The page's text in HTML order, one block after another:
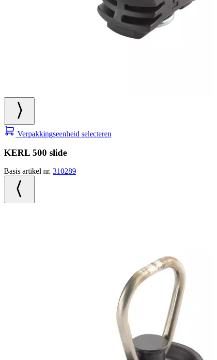
Verpakkingseenheid selecteren
KERL 500 slide
Basis artikel nr. 310289